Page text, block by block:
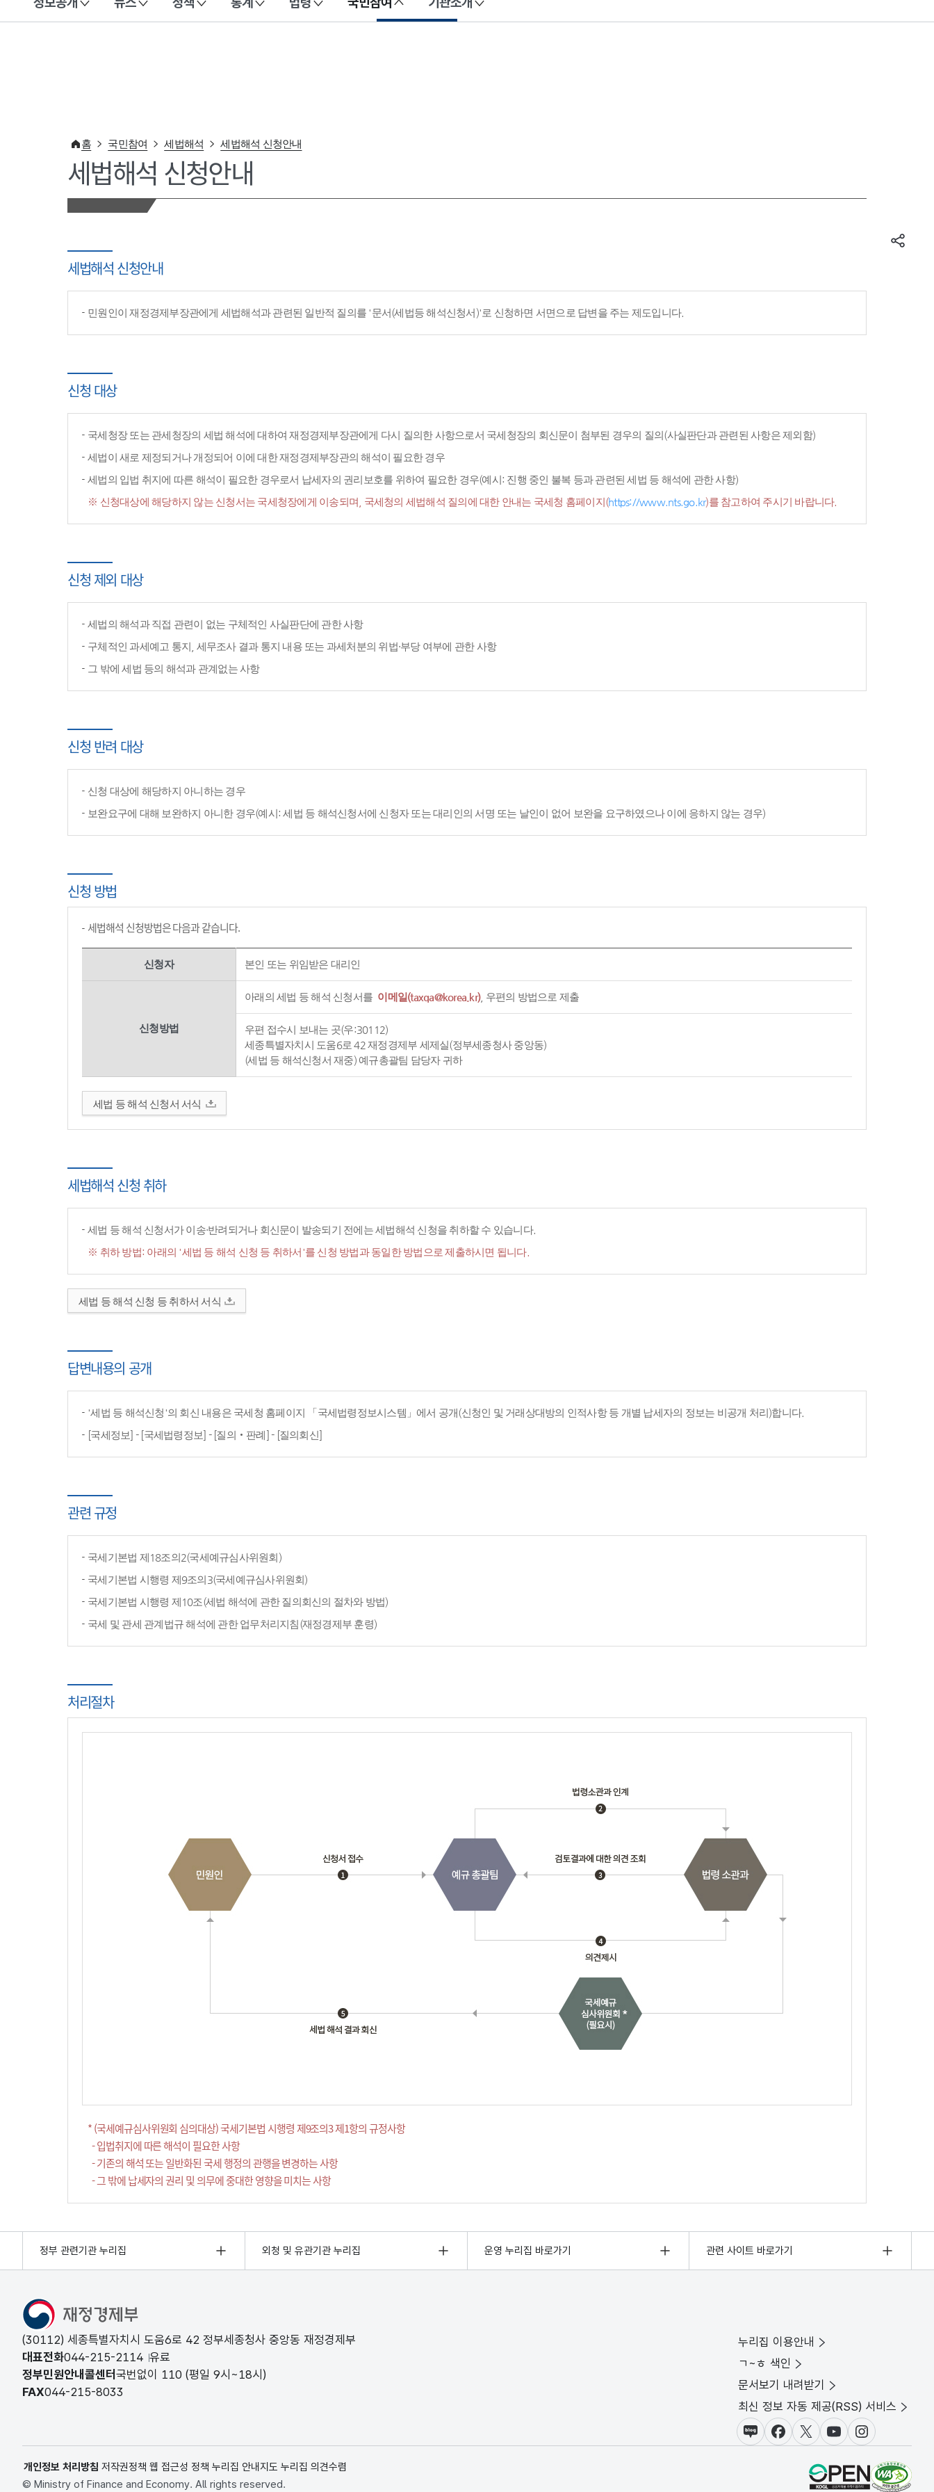
이 누리집은 대한민국 공식 전자정부 누리집입니다.
홈 국민참여 세법해석 세법해석 신청안내
세법해석 신청안내
세법해석 신청안내
민원인이 재정경제부장관에게 세법해석과 관련된 일반적 질의를 '문서(세법등 해석신청서)'로 신청하면 서면으로 답변을 주는 제도입니다.
신청 대상
국세청장 또는 관세청장의 세법 해석에 대하여 재정경제부장관에게 다시 질의한 사항으로서 국세청장의 회신문이 첨부된 경우의 질의(사실판단과 관련된 사항은 제외함)
세법이 새로 제정되거나 개정되어 이에 대한 재정경제부장관의 해석이 필요한 경우
세법의 입법 취지에 따른 해석이 필요한 경우로서 납세자의 권리보호를 위하여 필요한 경우(예시: 진행 중인 불복 등과 관련된 세법 등 해석에 관한 사항)
※ 신청대상에 해당하지 않는 신청서는 국세청장에게 이송되며, 국세청의 세법해석 질의에 대한 안내는 국세청 홈페이지(https://www.nts.go.kr)를 참고하여 주시기 바랍니다.
신청 제외 대상
세법의 해석과 직접 관련이 없는 구체적인 사실판단에 관한 사항
구체적인 과세예고 통지, 세무조사 결과 통지 내용 또는 과세처분의 위법·부당 여부에 관한 사항
그 밖에 세법 등의 해석과 관계없는 사항
신청 반려 대상
신청 대상에 해당하지 아니하는 경우
보완요구에 대해 보완하지 아니한 경우(예시: 세법 등 해석신청서에 신청자 또는 대리인의 서명 또는 날인이 없어 보완을 요구하였으나 이에 응하지 않는 경우)
신청 방법
세법해석 신청방법은 다음과 같습니다.
신청자 본인 또는 위임받은 대리인
신청방법
아래의 세법 등 해석 신청서를 이메일(taxqa@korea.kr), 우편의 방법으로 제출
우편 접수시 보내는 곳(우:30112)
세종특별자치시 도움6로 42 재정경제부 세제실(정부세종청사 중앙동)
(세법 등 해석신청서 재중) 예규총괄팀 담당자 귀하
세법 등 해석 신청서 서식
세법해석 신청 취하
세법 등 해석 신청서가 이송·반려되거나 회신문이 발송되기 전에는 세법해석 신청을 취하할 수 있습니다.
※ 취하 방법: 아래의 '세법 등 해석 신청 등 취하서'를 신청 방법과 동일한 방법으로 제출하시면 됩니다.
세법 등 해석 신청 등 취하서 서식
답변내용의 공개
'세법 등 해석신청'의 회신 내용은 국세청 홈페이지 「국세법령정보시스템」에서 공개(신청인 및 거래상대방의 인적사항 등 개별 납세자의 정보는 비공개 처리)합니다.
[국세정보] - [국세법령정보] - [질의‧판례] - [질의회신]
관련 규정
국세기본법 제18조의2(국세예규심사위원회)
국세기본법 시행령 제9조의3(국세예규심사위원회)
국세기본법 시행령 제10조(세법 해석에 관한 질의회신의 절차와 방법)
국세 및 관세 관계법규 해석에 관한 업무처리지침(재정경제부 훈령)
처리절차
* (국세예규심사위원회 심의대상) 국세기본법 시행령 제9조의3 제1항의 규정사항
- 입법취지에 따른 해석이 필요한 사항
- 기존의 해석 또는 일반화된 국세 행정의 관행을 변경하는 사항
- 그 밖에 납세자의 권리 및 의무에 중대한 영향을 미치는 사항
정부 관련기관 누리집 외청 및 유관기관 누리집 운영 누리집 바로가기 관련 사이트 바로가기
(30112) 세종특별자치시 도움6로 42 정부세종청사 중앙동 재정경제부
대표전화044-215-2114 유료
정부민원안내콜센터 국번없이 110 (평일 9시~18시)
FAX044-215-8033
누리집 이용안내
ㄱ~ㅎ 색인
문서보기 내려받기
최신 정보 자동 제공(RSS) 서비스
블로그페이스북X(트위터)
유튜브인스타그램
개인정보 처리방침 저작권정책 웹 접근성 정책 누리집 안내지도 누리집 의견수렴
© Ministry of Finance and Economy. All rights reserved.